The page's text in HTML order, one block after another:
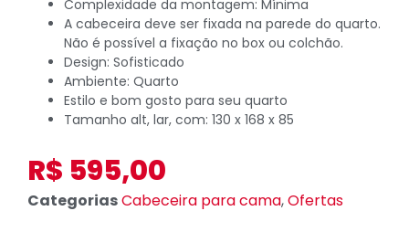
Complexidade da montagem: Mínima
A cabeceira deve ser fixada na parede do quarto.
Não é possível a fixação no box ou colchão.
Design: Sofisticado
Ambiente: Quarto
Estilo e bom gosto para seu quarto
Tamanho alt, lar, com: 130 x 168 x 85
R$ 595,00
CategoriasCabeceira para cama,Ofertas